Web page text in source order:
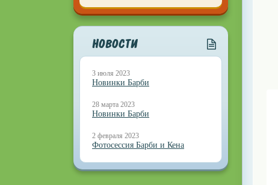
НОВОСТИ
3 июля 2023
Новинки Барби
28 марта 2023
Новинки Барби
2 февраля 2023
Фотосессия Барби и Кена